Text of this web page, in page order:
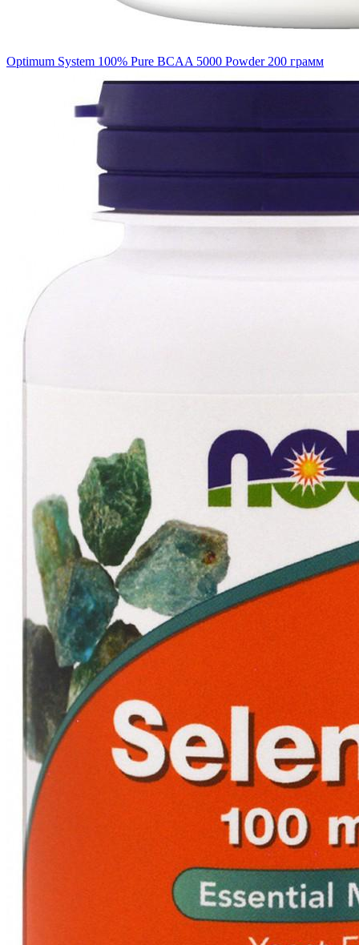
Optimum System 100% Pure BCAA 5000 Powder 200 грамм